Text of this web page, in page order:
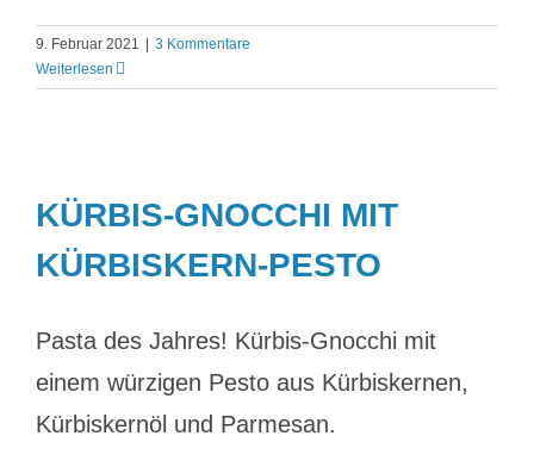
9. Februar 2021
3 Kommentare
Weiterlesen
KÜRBIS-GNOCCHI MIT
KÜRBISKERN-PESTO
Pasta des Jahres! Kürbis-Gnocchi mit
einem würzigen Pesto aus Kürbiskernen,
Kürbiskernöl und Parmesan.